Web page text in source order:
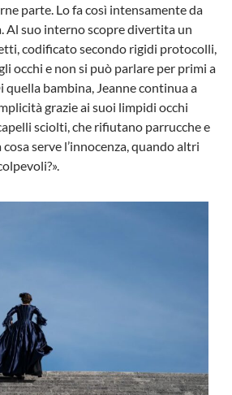
parte. Lo fa così intensamente da
Al suo interno scopre divertita un
codificato secondo rigidi protocolli,
occhi e non si può parlare per primi a
quella bambina, Jeanne continua a
grazie ai suoi limpidi occhi
sciolti, che rifiutano parrucche e
serve l’innocenza, quando altri